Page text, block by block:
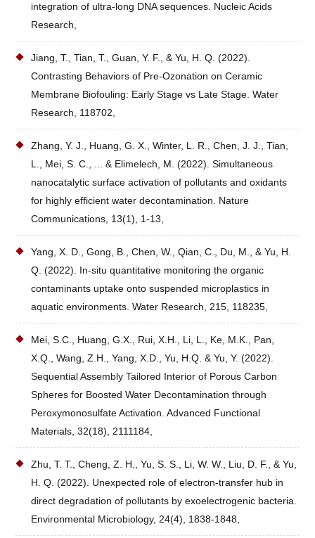
integration of ultra-long DNA sequences. Nucleic Acids
Research,
Jiang, T., Tian, T., Guan, Y. F., & Yu, H. Q. (2022).
Contrasting Behaviors of Pre-Ozonation on Ceramic
Membrane Biofouling: Early Stage vs Late Stage. Water
Research, 118702,
Zhang, Y. J., Huang, G. X., Winter, L. R., Chen, J. J., Tian,
L., Mei, S. C., ... & Elimelech, M. (2022). Simultaneous
nanocatalytic surface activation of pollutants and oxidants
for highly efficient water decontamination. Nature
Communications, 13(1), 1-13,
Yang, X. D., Gong, B., Chen, W., Qian, C., Du, M., & Yu, H.
Q. (2022). In-situ quantitative monitoring the organic
contaminants uptake onto suspended microplastics in
aquatic environments. Water Research, 215, 118235,
Mei, S.C., Huang, G.X., Rui, X.H., Li, L., Ke, M.K., Pan,
X.Q., Wang, Z.H., Yang, X.D., Yu, H.Q. & Yu, Y. (2022).
Sequential Assembly Tailored Interior of Porous Carbon
Spheres for Boosted Water Decontamination through
Peroxymonosulfate Activation. Advanced Functional
Materials, 32(18), 2111184,
Zhu, T. T., Cheng, Z. H., Yu, S. S., Li, W. W., Liu, D. F., & Yu,
H. Q. (2022). Unexpected role of electron‐transfer hub in
direct degradation of pollutants by exoelectrogenic bacteria.
Environmental Microbiology, 24(4), 1838-1848,